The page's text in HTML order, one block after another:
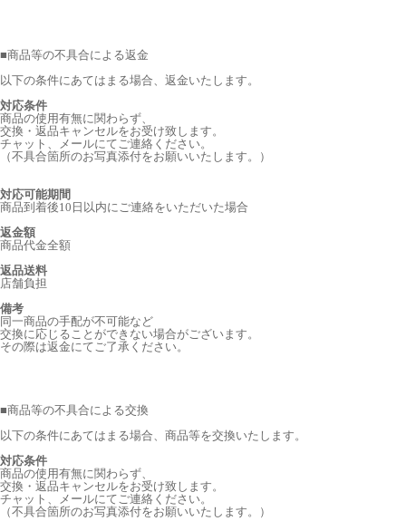
■商品等の不具合による返金
以下の条件にあてはまる場合、返金いたします。
対応条件
商品の使用有無に関わらず、
交換・返品キャンセルをお受け致します。
チャット、メールにてご連絡ください。
（不具合箇所のお写真添付をお願いいたします。）
対応可能期間
商品到着後10日以内にご連絡をいただいた場合
返金額
商品代金全額
返品送料
店舗負担
備考
同一商品の手配が不可能など
交換に応じることができない場合がございます。
その際は返金にてご了承ください。
■商品等の不具合による交換
以下の条件にあてはまる場合、商品等を交換いたします。
対応条件
商品の使用有無に関わらず、
交換・返品キャンセルをお受け致します。
チャット、メールにてご連絡ください。
（不具合箇所のお写真添付をお願いいたします。）